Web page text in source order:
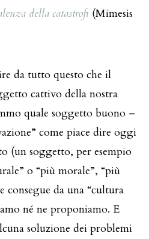
della catastrofi (Mimesis
da tutto questo che il
cattivo della nostra
quale soggetto buono –
come piace dire oggi
(un soggetto, per esempio
o “più morale”, “più
consegue da una “cultura
né ne proponiamo. E
soluzione dei problemi